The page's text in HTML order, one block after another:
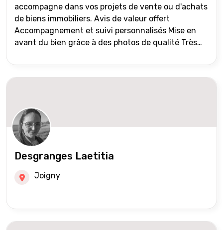
accompagne dans vos projets de vente ou d'achats
de biens immobiliers. Avis de valeur offert
Accompagnement et suivi personnalisés Mise en
avant du bien grâce à des photos de qualité Très
international) Validation du financement des
acquéreurs auprès de partenaires financiers
réseau Iad France et Iad Deutschland Inter agence
Desgranges Laetitia
Joigny